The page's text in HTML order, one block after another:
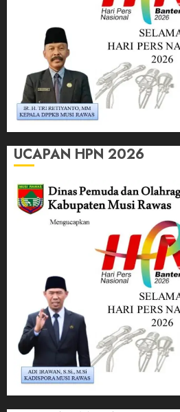
UCAPAN HPN 2026